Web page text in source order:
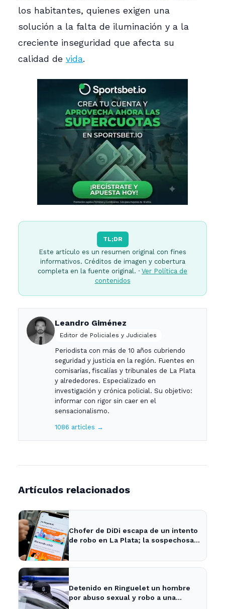
los habitantes, quienes exigen una
solución a la falta de iluminación y a la
creciente inseguridad que afecta su
calidad de vida.
TL;DR
Este artículo es un resumen original con fines
informativos. Créditos de imagen y cobertura
completa en la fuente original. · Ver Política de
contenidos
Leandro Giménez
Editor de Policiales y Judiciales
Periodista con más de 10 años cubriendo
seguridad y justicia en la región. Fuentes en
comisarías, fiscalías y tribunales de La Plata
y alrededores. Especializado en
investigación y crónica policial. Su objetivo:
informar con rigor sin caer en el
sensacionalismo.
1086 articles →
Artículos relacionados
Chofer de DiDi escapa de un intento
de robo en La Plata; la sospechosa
Detenido en Ringuelet un hombre
por abuso sexual y robo a una